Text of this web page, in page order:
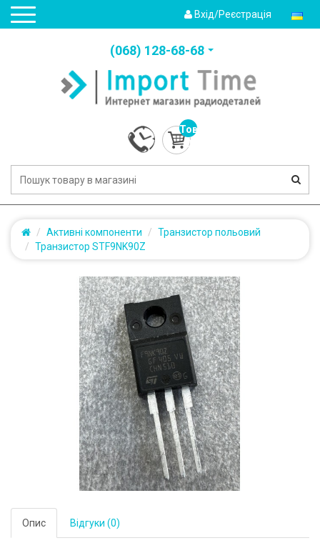
Вхід/Реєстрація
(‎068) 128-68-68
Товарів:
0
(0.0грн.)
Активні компоненти
Транзистор польовий
Транзистор STF9NK90Z
Опис Відгуки (0)